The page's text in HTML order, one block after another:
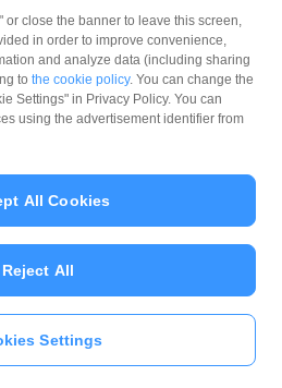
ず、「月間付与合計」は将来に向
す。そのため、「月間付与合計」
に取消し等となった場合であって
取消し等までのPayPay決済につい
るPayPayボーナスの付与が行われ
客様のご利用状況やシステム上の
が遅くなる場合があります。
ダウンロ
社の考え方
Corporation
or close the banner to leave this screen,
in order to improve convenience,
and analyze data (including sharing
to the cookie policy. You can change the
Settings" in Privacy Policy. You can
using the advertisement identifier from
Settings
Reject All
All Cookies